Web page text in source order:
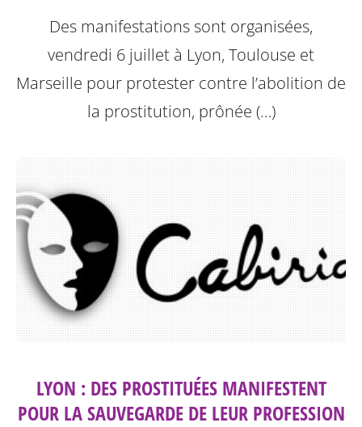
Des manifestations sont organisées,
vendredi 6 juillet à Lyon, Toulouse et
Marseille pour protester contre l’abolition de
la prostitution, prônée (…)
LYON : DES PROSTITUÉES MANIFESTENT
POUR LA SAUVEGARDE DE LEUR PROFESSION